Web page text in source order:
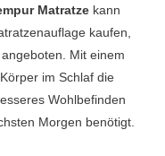
Matratze kann
kaufen,
Mit einem
im Schlaf die
Wohlbefinden
Morgen benötigt.